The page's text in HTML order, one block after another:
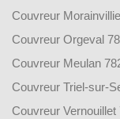
Couvreur
Couvreur Orgeval
Couvreur Meulan
Couvreur Triel-sur-
Couvreur Vernouillet